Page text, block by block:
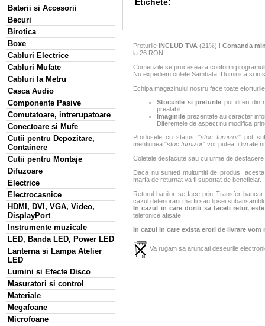
Baterii si Accesorii
Becuri
Birotica
Boxe
Cabluri Electrice
Cabluri Mufate
Cabluri la Metru
Casca Audio
Componente Pasive
Comutatoare, intrerupatoare
Conectoare si Mufe
Cutii pentru Depozitare,
Containere
Cutii pentru Montaje
Difuzoare
Electrice
Electrocasnice
HDMI, DVI, VGA, Video,
DisplayPort
Instrumente muzicale
LED, Banda LED, Power LED
Lanterna si Lampa Atelier
LED
Lumini si Efecte Disco
Masuratori si control
Materiale
Megafoane
Microfoane
Preturile INCLUD TVA (21%) ! Comanda
la 26 RON.
Comenzile se proceseaza conform
Nu expediem colete Sambata, Duminica si in
Echipa magazinului nostru face toate
Stocurile si preturile pot diferi din
prealabil.
Imaginile prezentate au caracter
Diferentele de aspect nu modifica
Produsele cu status "stoc furnizor" pot
mentiunea "stoc furnizor" vor putea fi livrate
Coletele desfacute sau cu urme de
Daca nu sunteti multumiti de produs,
marfa de returnat va fi suportat de beneficiar.
Returul banilor se face prin Transfer
cazul deteriorarii marfii sau lipsei
In cazul in care doriti sa faceti retur,
telefonice afisate.
In cazul in care exista erori de livrare
Va rugam sa aruncati deseurile